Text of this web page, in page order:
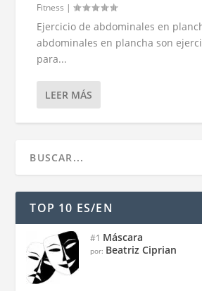
Fitness |
Ejercicio de abdominales en
abdominales en plancha son
para...
LEER MÁS
TOP 10 ES/EN
#1 Máscara
por: Beatriz Ciprian